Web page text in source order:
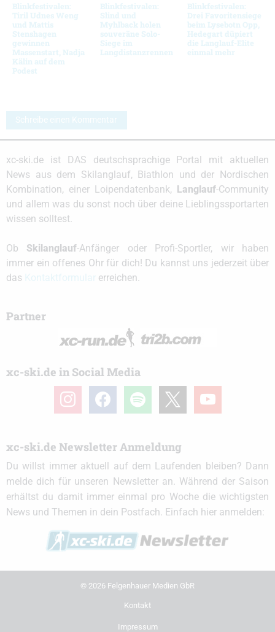
Blinkfestivalen:
Tiril Udnes Weng
und Mattis
Stenshagen
gewinnen
Massenstart, Nadja
Kälin auf dem
Podest
Blinkfestivalen:
Slind und
Myhlback holen
souveräne Solo-
Siege im
Langdistanzrennen
Blinkfestivalen:
Drei Favoritensiege
beim Lysebotn Opp,
Hedegart düpiert
die Langlauf-Elite
einmal mehr
Schreibe einen Kommentar
xc-ski.de ist DAS deutschsprachige Portal mit aktuellen
News aus dem Skilanglauf, Biathlon und der Nordischen
Kombination, einer Loipendatenbank, Langlauf-Community
und allem was du sonst noch über deine Lieblingssportarten
wissen solltest.
Ob Skilanglauf-Anfänger oder Profi-Sportler, wir haben
immer ein offenes Ohr für dich! Du kannst uns jederzeit über
das
erreichen.
Partner
xc-ski.de in Social Media
instagramfacebook spotify youtube
xc-ski.de Newsletter Anmeldung
Du willst immer aktuell auf dem Laufenden bleiben? Dann
melde dich für unseren Newsletter an. Während der Saison
erhältst du damit immer einmal pro Woche die wichtigsten
News und Themen in dein Postfach. Einfach hier anmelden:
© 2026 Felgenhauer Medien GbR
Kontakt
Impressum